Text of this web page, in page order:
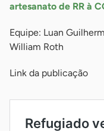
artesanato de RR à
Equipe: Luan
William Roth
Link da publicação